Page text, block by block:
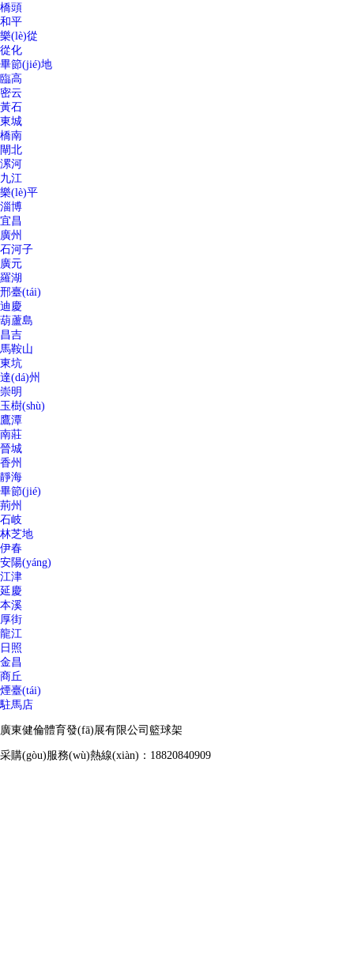
橋頭
和平
樂(lè)從
從化
畢節(jié)地
臨高
密云
黃石
東城
橋南
閘北
漯河
九江
樂(lè)平
淄博
宜昌
廣州
石河子
廣元
羅湖
邢臺(tái)
迪慶
葫蘆島
昌吉
馬鞍山
東坑
達(dá)州
崇明
玉樹(shù)
鷹潭
南莊
晉城
香州
靜海
畢節(jié)
荊州
石岐
林芝地
伊春
安陽(yáng)
江津
延慶
本溪
厚街
龍江
日照
金昌
商丘
煙臺(tái)
駐馬店
廣東健倫體育發(fā)展有限公司籃球架
采購(gòu)服務(wù)熱線(xiàn)：18820840909